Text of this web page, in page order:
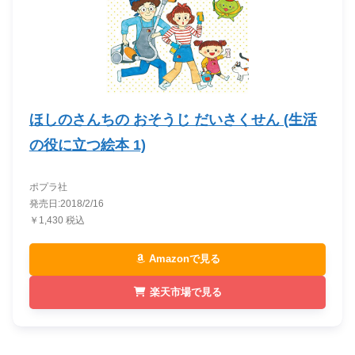
ほしのさんちの おそうじ だいさくせん (生活
の役に立つ絵本 1)
ポプラ社
発売日:2018/2/16
￥1,430 税込
Amazonで見る
楽天市場で見る